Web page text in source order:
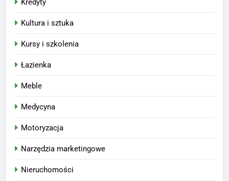
Kredyty
Kultura i sztuka
Kursy i szkolenia
Łazienka
Meble
Medycyna
Motoryzacja
Narzędzia marketingowe
Nieruchomości